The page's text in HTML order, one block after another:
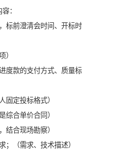
：
标前澄清会时间、开标时
）
度款的支付方式、质量标
固定投标格式）
综合单价合同）
结合现场勘察）
；（需求、技术描述）